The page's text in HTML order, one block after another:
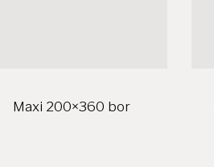
Maxi 200×360 bor